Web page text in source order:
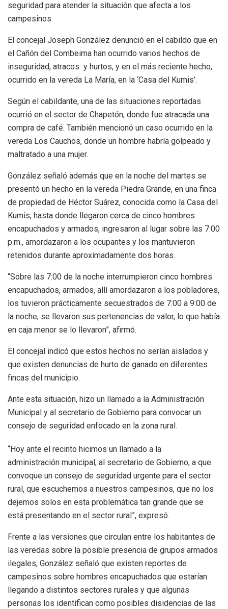
seguridad para atender la situación que afecta a los
campesinos.
El concejal Joseph González denunció en el cabildo que en
el Cañón del Combeima han ocurrido varios hechos de
inseguridad, atracos y hurtos, y en el más reciente hecho,
ocurrido en la vereda La María, en la ‘Casa del Kumis’.
Según el cabildante, una de las situaciones reportadas
ocurrió en el sector de Chapetón, donde fue atracada una
compra de café. También mencionó un caso ocurrido en la
vereda Los Cauchos, donde un hombre habría golpeado y
maltratado a una mujer.
González señaló además que en la noche del martes se
presentó un hecho en la vereda Piedra Grande, en una finca
de propiedad de Héctor Suárez, conocida como la Casa del
Kumis, hasta donde llegaron cerca de cinco hombres
encapuchados y armados, ingresaron al lugar sobre las 7:00
p.m., amordazaron a los ocupantes y los mantuvieron
retenidos durante aproximadamente dos horas.
“Sobre las 7:00 de la noche interrumpieron cinco hombres
encapuchados, armados, allí amordazaron a los pobladores,
los tuvieron prácticamente secuestrados de 7:00 a 9:00 de
la noche, se llevaron sus pertenencias de valor, lo que había
en caja menor se lo llevaron”, afirmó.
El concejal indicó que estos hechos no serían aislados y
que existen denuncias de hurto de ganado en diferentes
fincas del municipio.
Ante esta situación, hizo un llamado a la Administración
Municipal y al secretario de Gobierno para convocar un
consejo de seguridad enfocado en la zona rural.
“Hoy ante el recinto hicimos un llamado a la
administración municipal, al secretario de Gobierno, a que
convoque un consejo de seguridad urgente para el sector
rural, que escuchemos a nuestros campesinos, que no los
dejemos solos en esta problemática tan grande que se
está presentando en el sector rural”, expresó.
Frente a las versiones que circulan entre los habitantes de
las veredas sobre la posible presencia de grupos armados
ilegales, González señaló que existen reportes de
campesinos sobre hombres encapuchados que estarían
llegando a distintos sectores rurales y que algunas
personas los identifican como posibles disidencias de las